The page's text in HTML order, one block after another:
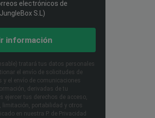
electrónicos de
S.L)
información
tratará tus datos personales
el envío de solicitudes de
y el envío de comunicaciones
derivadas de tu
ejercer tus derechos de acceso,
limitación, portabilidad y otros
en nuestra P. de Privacidad​